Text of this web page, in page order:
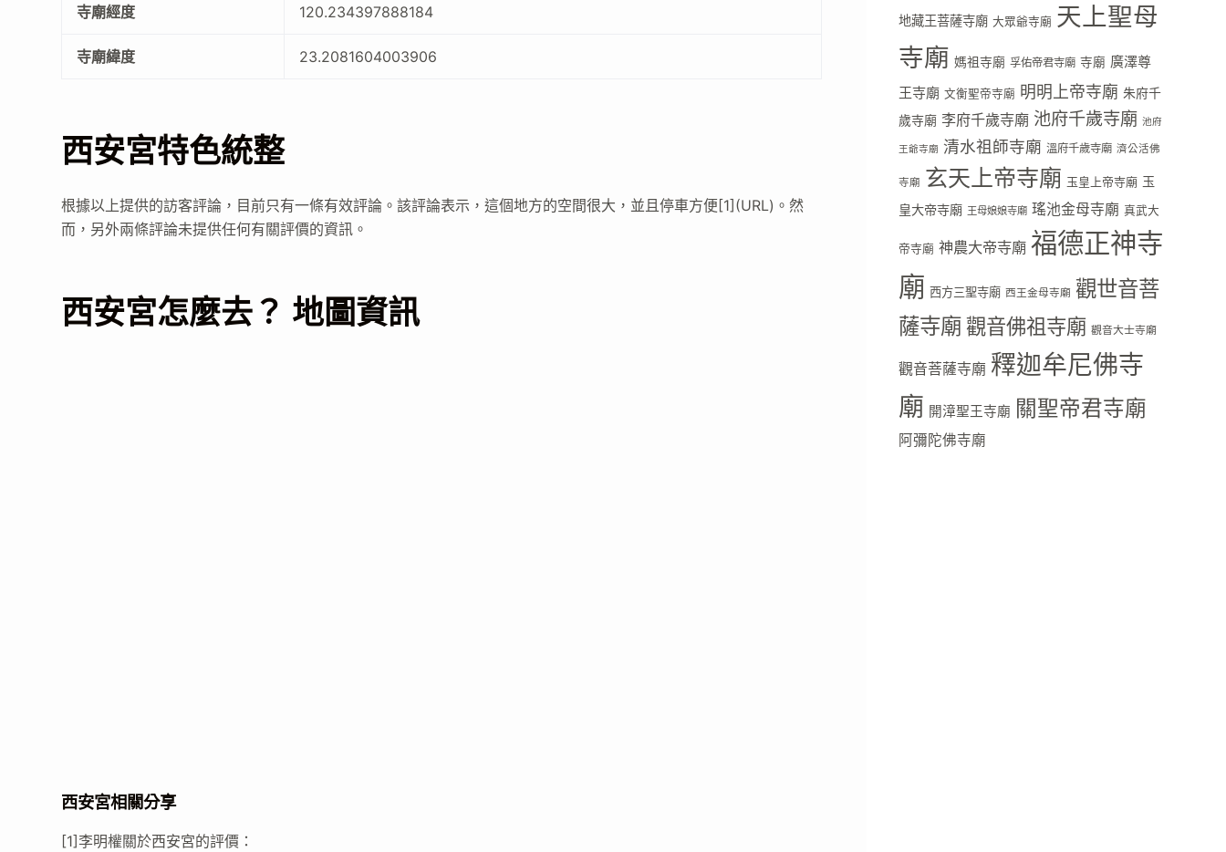
寺廟經度 120.234397888184
寺廟緯度 23.2081604003906
西安宮特色統整
根據以上提供的訪客評論，目前只有一條有效評論。該評論表示，這個地方的空間很大，並且停車方便[1](URL)。然
而，另外兩條評論未提供任何有關評價的資訊。
西安宮怎麼去？ 地圖資訊
西安宮相關分享
[1]李明權關於西安宮的評價：
地藏王菩薩寺廟 大眾爺寺廟 天上聖母
寺廟 媽祖寺廟 孚佑帝君寺廟 寺廟 廣澤尊
王寺廟 文衡聖帝寺廟 明明上帝寺廟 朱府千
歲寺廟 李府千歲寺廟 池府千歲寺廟 池府
王爺寺廟 清水祖師寺廟 溫府千歲寺廟 濟公活佛
寺廟 玄天上帝寺廟 玉皇上帝寺廟 玉
皇大帝寺廟 王母娘娘寺廟 瑤池金母寺廟 真武大
帝寺廟 神農大帝寺廟 福德正神寺
廟 西方三聖寺廟 西王金母寺廟 觀世音菩
薩寺廟觀音佛祖寺廟 觀音大士寺廟
觀音菩薩寺廟 釋迦牟尼佛寺
廟 開漳聖王寺廟 關聖帝君寺廟
阿彌陀佛寺廟